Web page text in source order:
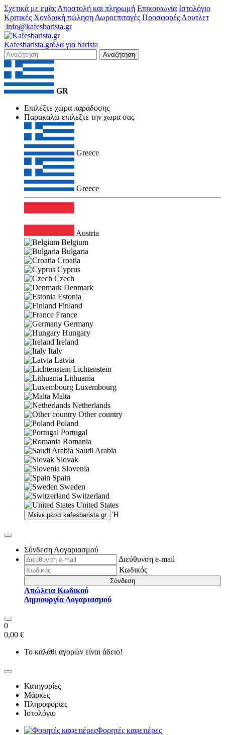
Σχετικά με εμάς Αποστολή και πληρωμή Επικοινωνία Ιστολόγιο
Κριτικές Χονδρική πώληση Δωροεπιταγές Προσφορές Αουτλετ
info@kafesbarista.gr
Kafesbarista.grόλα για barista
Αναζήτηση
GR
Επιλέξτε χώρα παράδοσης
Παρακαλω επιλεξτε την χωρα σας
Greece
Greece
Austria
Belgium
Bulgaria
Croatia
Cyprus
Czech
Denmark
Estonia
Finland
France
Germany
Hungary
Ireland
Italy
Latvia
Lichtenstein
Lithuania
Luxembourg
Malta
Netherlands
Other country
Poland
Portugal
Romania
Saudi Arabia
Slovak
Slovenia
Spain
Sweden
Switzerland
United States
Μείνε μέσα kafesbarista.gr Ή
Σύνδεση Λογαριασμού
Διεύθυνση e-mail
Κωδικός
Σύνδεση
Απώλεια Κωδικού
Δημιουργία Λογαριασμού
0
0,00 €
Το καλάθι αγορών είναι άδειο!
Κατηγορίες
Μάρκες
Πληροφορίες
Ιστολόγιο
Φορητές καφετιέρες